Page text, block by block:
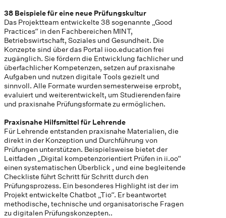
38 Beispiele für eine neue Prüfungskultur
Das Projektteam entwickelte 38 sogenannte „Good
Practices“ in den Fachbereichen MINT,
Betriebswirtschaft, Soziales und Gesundheit. Die
Konzepte sind über das Portal iioo.education frei
zugänglich. Sie fördern die Entwicklung fachlicher und
überfachlicher Kompetenzen, setzen auf praxisnahe
Aufgaben und nutzen digitale Tools gezielt und
sinnvoll. Alle Formate wurden semesterweise erprobt,
evaluiert und weiterentwickelt, um Studierenden faire
und praxisnahe Prüfungsformate zu ermöglichen.
Praxisnahe Hilfsmittel für Lehrende
Für Lehrende entstanden praxisnahe Materialien, die
direkt in der Konzeption und Durchführung von
Prüfungen unterstützen. Beispielsweise bietet der
Leitfaden „Digital kompetenzorientiert Prüfen in ii.oo“
einen systematischen Überblick , und eine begleitende
Checkliste führt Schritt für Schritt durch den
Prüfungsprozess. Ein besonderes Highlight ist der im
Projekt entwickelte Chatbot „Tio“. Er beantwortet
methodische, technische und organisatorische Fragen
zu digitalen Prüfungskonzepten..